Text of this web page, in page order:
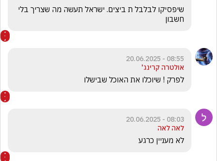
חשבון
08:55 - 20.06.2025
אולטרה קרינג'
לפרק ! שיוכלו את האוכל שבישלו
08:03 - 20.06.2025
לאה לאה
לא מעניין כרגע